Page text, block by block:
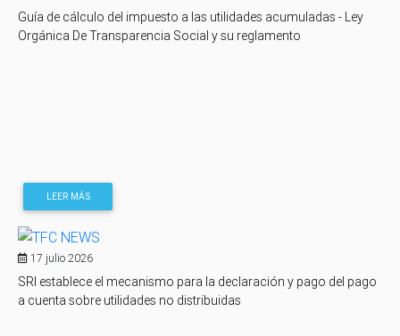
Guía de cálculo del impuesto a las utilidades acumuladas - Ley
Orgánica De Transparencia Social y su reglamento
LEER MÁS
17 julio 2026
SRI establece el mecanismo para la declaración y pago del pago
a cuenta sobre utilidades no distribuidas